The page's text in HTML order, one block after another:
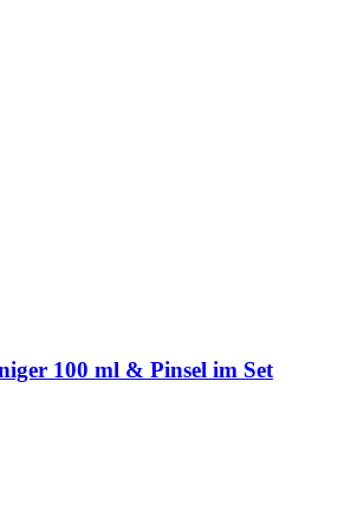
100 ml & Pinsel im Set